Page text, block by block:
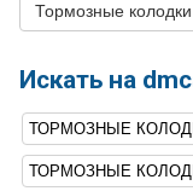
33 LINCOLN MKT
35 LINCOLN MKT
36 LINCOLN MKT
Тормозные
Искать на
ТОРМОЗНЫЕ
ТОРМОЗНЫЕ